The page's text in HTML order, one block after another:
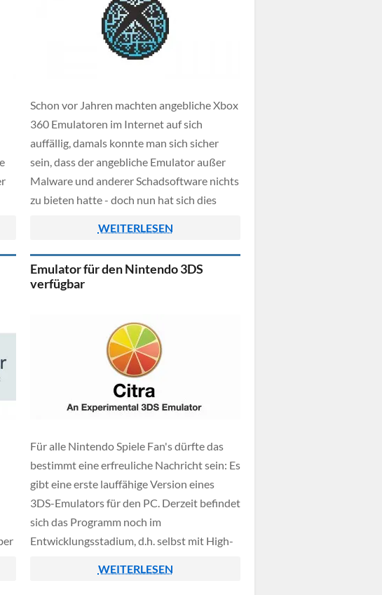
Schon vor Jahren machten angebliche Xbox
360 Emulatoren im Internet auf sich
auffällig, damals konnte man sich sicher
sein, dass der angebliche Emulator außer
Malware und anderer Schadsoftware nichts
zu bieten hatte - doch nun hat sich dies
auch wirklich funktionierende Xbox 360
Emulator, doch auch hier […]
WEITERLESEN
Emulator für den Nintendo 3DS
verfügbar
Für alle Nintendo Spiele Fan's dürfte das
bestimmt eine erfreuliche Nachricht sein: Es
gibt eine erste lauffähige Version eines
3DS-Emulators für den PC. Derzeit befindet
sich das Programm noch im
Entwicklungsstadium, d.h. selbst mit High-
und laufen mit nur sehr wenig FPS. Weitere
WEITERLESEN